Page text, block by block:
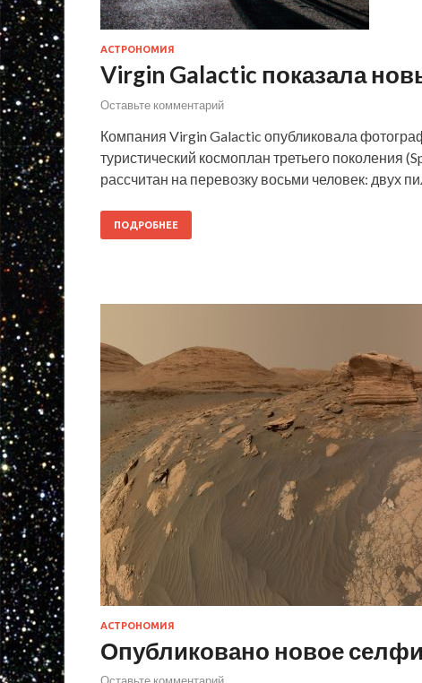
АСТРОНОМИЯ
Virgin Galactic показала
Оставьте комментарий
Компания Virgin Galactic опубликовала
туристический космоплан третьего поколения
рассчитан на перевозку восьми человек: двух
ПОДРОБНЕЕ
АСТРОНОМИЯ
Опубликовано новое